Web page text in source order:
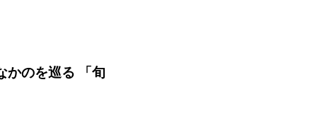
かのを巡る 「旬